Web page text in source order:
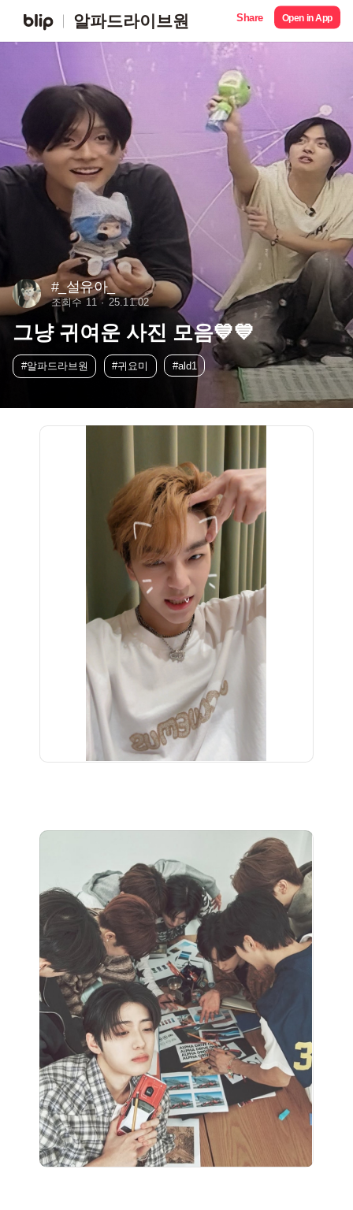
알파드라이브원 Share Open in App
#_설유아_
조회수 11 25.11.02
그냥 귀여운 사진 모음💙💙
#알파드라브원 #귀요미 #ald1